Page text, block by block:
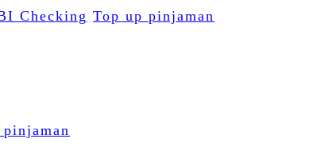
Checking Top up pinjaman